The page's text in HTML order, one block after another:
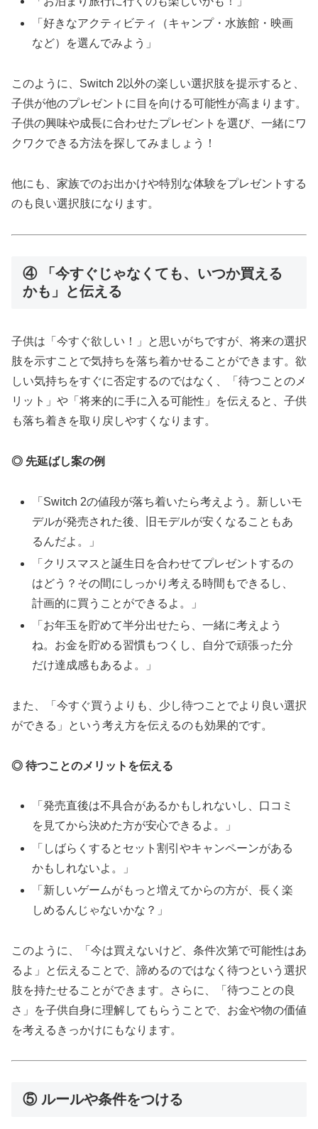
「好きなアクティビティ（キャンプ・水族館・映画
など）を選んでみよう」
このように、Switch 2以外の楽しい選択肢を提示すると、
子供が他のプレゼントに目を向ける可能性が高まります。
子供の興味や成長に合わせたプレゼントを選び、一緒にワ
クワクできる方法を探してみましょう！
他にも、家族でのお出かけや特別な体験をプレゼントする
のも良い選択肢になります。
④ 「今すぐじゃなくても、いつか買える
かも」と伝える
子供は「今すぐ欲しい！」と思いがちですが、将来の選択
肢を示すことで気持ちを落ち着かせることができます。欲
しい気持ちをすぐに否定するのではなく、「待つことのメ
リット」や「将来的に手に入る可能性」を伝えると、子供
も落ち着きを取り戻しやすくなります。
◎ 先延ばし案の例
「Switch 2の値段が落ち着いたら考えよう。新しいモ
デルが発売された後、旧モデルが安くなることもあ
るんだよ。」
「クリスマスと誕生日を合わせてプレゼントするの
はどう？その間にしっかり考える時間もできるし、
計画的に買うことができるよ。」
「お年玉を貯めて半分出せたら、一緒に考えよう
ね。お金を貯める習慣もつくし、自分で頑張った分
だけ達成感もあるよ。」
また、「今すぐ買うよりも、少し待つことでより良い選択
ができる」という考え方を伝えるのも効果的です。
◎ 待つことのメリットを伝える
「発売直後は不具合があるかもしれないし、口コミ
を見てから決めた方が安心できるよ。」
「しばらくするとセット割引やキャンペーンがある
かもしれないよ。」
「新しいゲームがもっと増えてからの方が、長く楽
しめるんじゃないかな？」
このように、「今は買えないけど、条件次第で可能性はあ
るよ」と伝えることで、諦めるのではなく待つという選択
肢を持たせることができます。さらに、「待つことの良
さ」を子供自身に理解してもらうことで、お金や物の価値
を考えるきっかけにもなります。
⑤ ルールや条件をつける